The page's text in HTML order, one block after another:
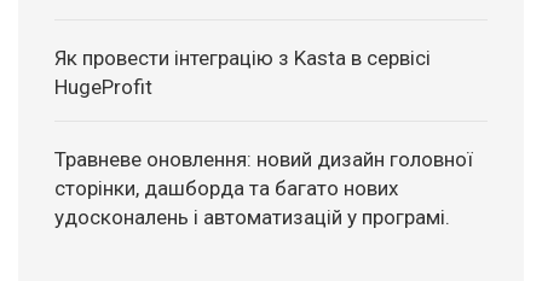
Як провести інтеграцію з Kasta в сервісі
HugeProfit
Травневе оновлення: новий дизайн головної
сторінки, дашборда та багато нових
удосконалень і автоматизацій у програмі.